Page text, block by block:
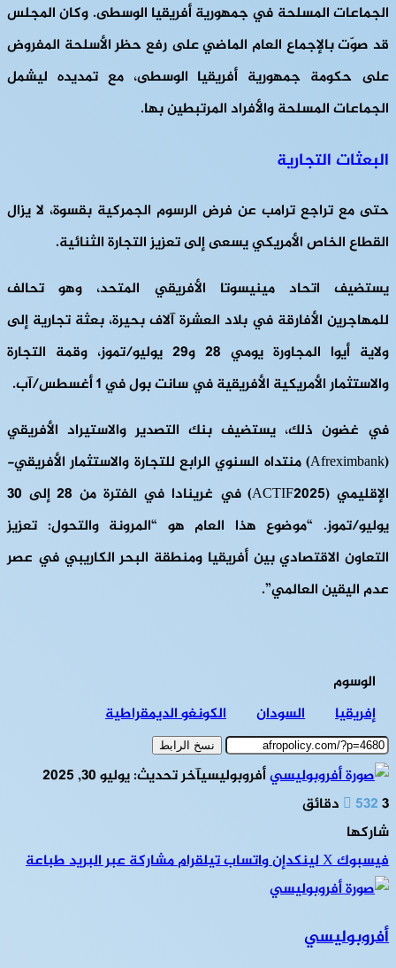
الجماعات المسلحة في جمهورية أفريقيا الوسطى. وكان المجلس
قد صوّت بالإجماع العام الماضي على رفع حظر الأسلحة المفروض
على حكومة جمهورية أفريقيا الوسطى، مع تمديده ليشمل
الجماعات المسلحة والأفراد المرتبطين بها.
البعثات التجارية
حتى مع تراجع ترامب عن فرض الرسوم الجمركية بقسوة، لا يزال
القطاع الخاص الأمريكي يسعى إلى تعزيز التجارة الثنائية.
يستضيف اتحاد مينيسوتا الأفريقي المتحد، وهو تحالف
للمهاجرين الأفارقة في بلاد العشرة آلاف بحيرة، بعثة تجارية إلى
ولاية أيوا المجاورة يومي 28 و29 يوليو/تموز، وقمة التجارة
والاستثمار الأمريكية الأفريقية في سانت بول في 1 أغسطس/آب.
في غضون ذلك، يستضيف بنك التصدير والاستيراد الأفريقي
(Afreximbank) منتداه السنوي الرابع للتجارة والاستثمار الأفريقي-
الإقليمي (ACTIF2025) في غرينادا في الفترة من 28 إلى 30
يوليو/تموز. “موضوع هذا العام هو “المرونة والتحول: تعزيز
التعاون الاقتصادي بين أفريقيا ومنطقة البحر الكاريبي في عصر
عدم اليقين العالمي”.
الوسوم
إفريقيا
السودان الكونغو الديمقراطية
نسخ الرابط
أفروبوليسيآخر تحديث: يوليو 30, 2025
5323 دقائق
شاركها
فيسبوك‫Xلينكدإنواتسابتيلقراممشاركة عبر البريدطباعة
أفروبوليسي